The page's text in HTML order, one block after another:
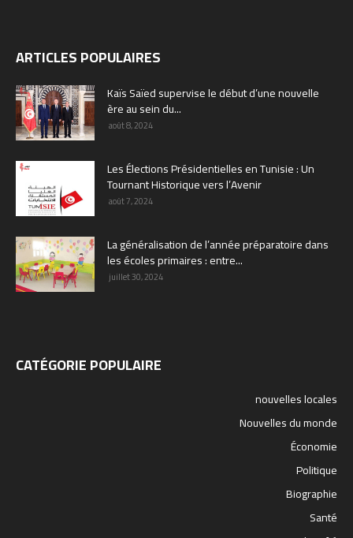
ARTICLES POPULAIRES
Kaïs Saïed supervise le début d’une nouvelle
ère au sein du...
août 8, 2024
Les Élections Présidentielles en Tunisie : Un
Tournant Historique vers l’Avenir
août 7, 2024
La généralisation de l’année préparatoire dans
les écoles primaires : entre...
juillet 30, 2024
CATÉGORIE POPULAIRE
nouvelles locales
Nouvelles du monde
Économie
Politique
Biographie
Santé